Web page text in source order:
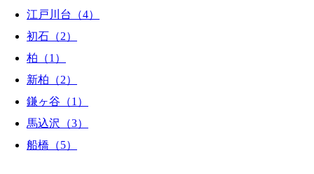
江戸川台（4）
初石（2）
柏（1）
新柏（2）
鎌ヶ谷（1）
馬込沢（3）
船橋（5）